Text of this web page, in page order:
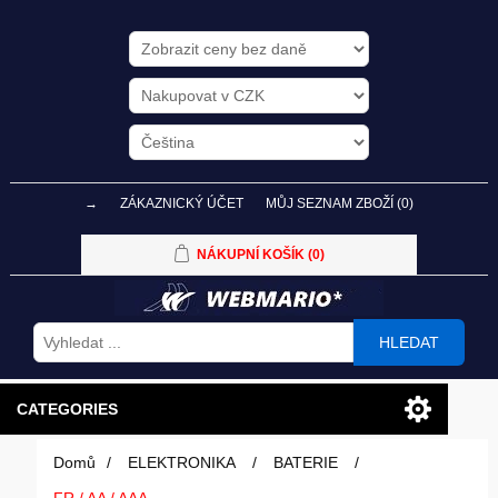
→ ZÁKAZNICKÝ ÚČET MŮJ SEZNAM ZBOŽÍ (0)
NÁKUPNÍ KOŠÍK (0)
HLEDAT
CATEGORIES
PC SESTAVY
Domů / ELEKTRONIKA / BATERIE
/